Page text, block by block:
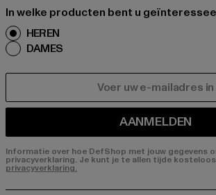
In welke producten bent u
HEREN
DAMES
AANMELDEN
Informatie over hoe DefShop met jouw gegevens
privacyverklaring. Je kunt je te allen tijde
privacyverklaring.